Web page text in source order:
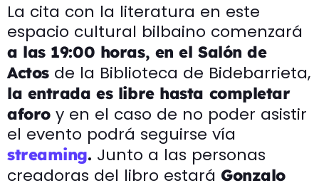
La cita con la literatura en este
espacio cultural bilbaino comenzará
a las 19:00 horas, en el Salón de
Actosde la Biblioteca de Bidebarrieta,
la entrada es libre hasta completar
aforoy en el caso de no poder asistir
el evento podrá seguirse vía
streaming. Junto a las personas
creadoras del libro estará Gonzalo